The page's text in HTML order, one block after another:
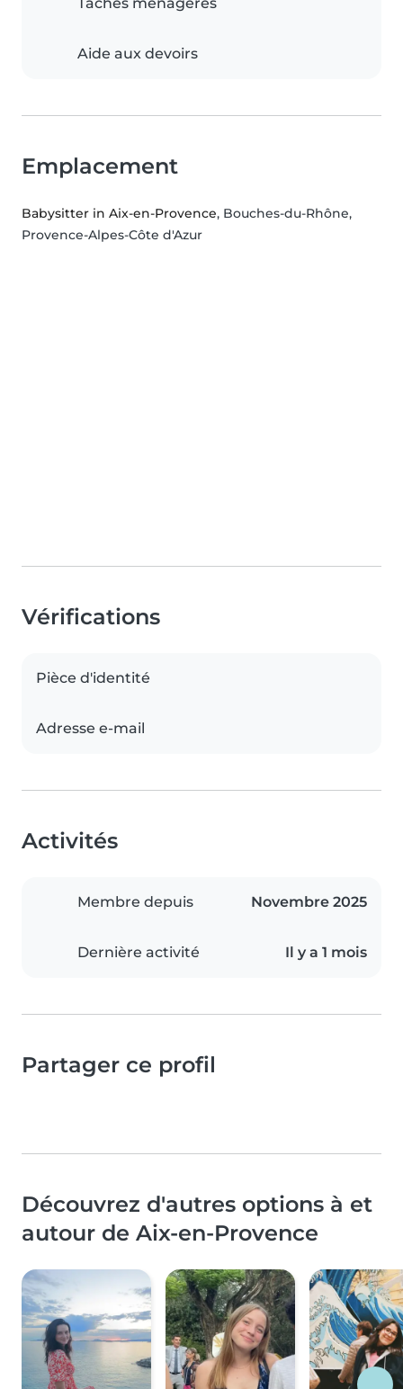
Aide aux devoirs
Emplacement
Babysitter in Aix-en-Provence, Bouches-du-Rhône,
Provence-Alpes-Côte d'Azur
Vérifications
Pièce d'identité
Adresse e-mail
Activités
Membre depuis Novembre 2025
Dernière activité Il y a 1 mois
Partager ce profil
Découvrez d'autres options à et
autour de Aix-en-Provence